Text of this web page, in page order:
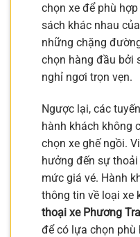
chọn xe để phù
sách khác nhau
những chặng
chọn hàng đầu bởi
nghỉ ngơi trọn vẹn.
Ngược lại, các
hành khách không
chọn xe ghế ngồi.
hưởng đến sự
mức giá vé. Hành
thông tin về loại xe
thoại xe Phương
để có lựa chọn phù